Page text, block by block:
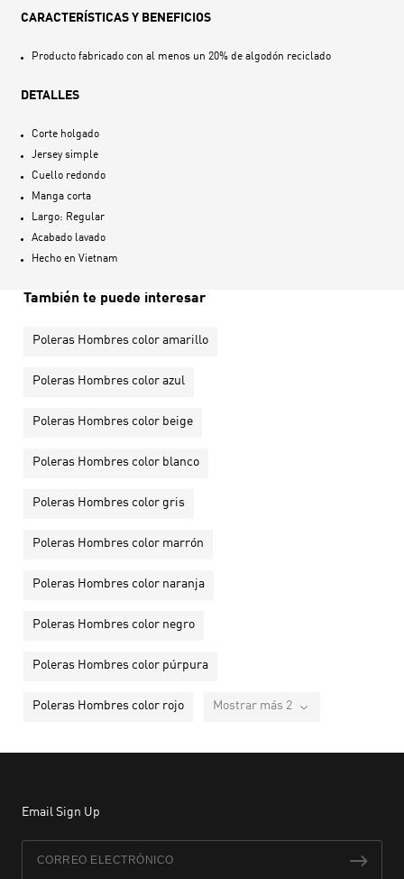
CARACTERÍSTICAS Y BENEFICIOS
Producto fabricado con al menos un 20% de algodón reciclado
DETALLES
Corte holgado
Jersey simple
Cuello redondo
Manga corta
Largo: Regular
Acabado lavado
Hecho en Vietnam
También te puede interesar
Poleras Hombres color amarillo
Poleras Hombres color azul
Poleras Hombres color beige
Poleras Hombres color blanco
Poleras Hombres color gris
Poleras Hombres color marrón
Poleras Hombres color naranja
Poleras Hombres color negro
Poleras Hombres color púrpura
Poleras Hombres color rojo Mostrar más 2